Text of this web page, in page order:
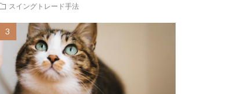
スイングトレード手法